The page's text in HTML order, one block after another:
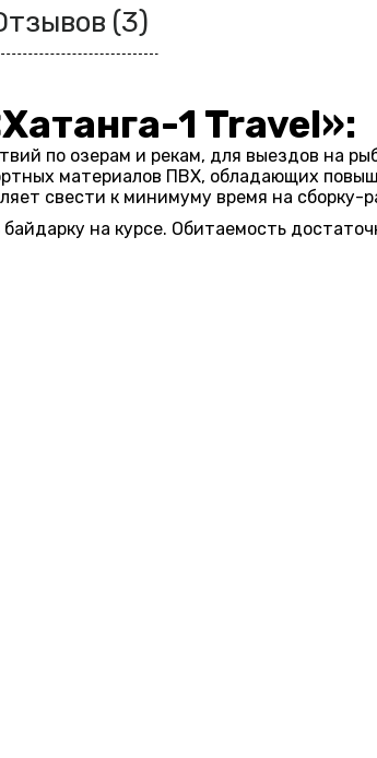
(3)
1 Travel»:
по озерам и рекам, для выездов на
материалов ПВХ, обладающих
свести к минимуму время на сборку-
на курсе. Обитаемость